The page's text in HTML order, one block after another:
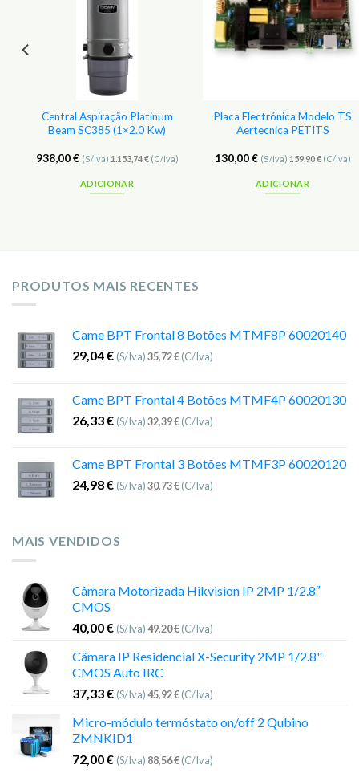
Central Aspiração Platinum
Beam SC385 (1×2.0 Kw)
938,00€ (S/Iva) 1.153,74€(C/Iva)
ADICIONAR
Favoritos
Placa Electrónica Modelo TS
Aertecnica PETITS
130,00€ (S/Iva) 159,90€(C/Iva)
ADICIONAR
PRODUTOS MAIS RECENTES
Came BPT Frontal 8 Botões MTMF8P 60020140
29,04€ (S/Iva)35,72€(C/Iva)
Came BPT Frontal 4 Botões MTMF4P 60020130
26,33€ (S/Iva)32,39€(C/Iva)
Came BPT Frontal 3 Botões MTMF3P 60020120
24,98€ (S/Iva)30,73€(C/Iva)
MAIS VENDIDOS
Câmara Motorizada Hikvision IP 2MP 1/2.8″
CMOS
40,00€ (S/Iva)49,20€(C/Iva)
Câmara IP Residencial X-Security 2MP 1/2.8"
CMOS Auto IRC
37,33€ (S/Iva)45,92€(C/Iva)
Micro-módulo termóstato on/off 2 Qubino
ZMNKID1
72,00€ (S/Iva) 88,56€(C/Iva)